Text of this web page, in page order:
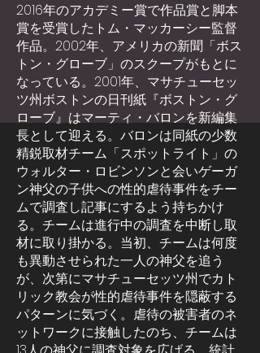
2016年のアカデミー賞で作品賞と脚本
賞を受賞したトム・マッカーシー監督
作品。2002年、アメリカの新聞「ボス
トン・グローブ」のスクープがもとに
なっている。2001年、マサチューセッ
ツ州ボストンの日刊紙『ボストン・グ
ローブ』はマーティ・バロンを新編集
長として迎える。バロンは同紙の少数
精鋭取材チーム「スポットライト」の
ウォルター・ロビンソンと会いゲーガ
ン神父の子供への性的虐待事件をチー
ムで調査し記事にするよう持ちかけ
る。チームは進行中の調査を中断し取
材に取り掛かる。当初、チームは何度
も異動させられた一人の神父を追う
が、次第にマサチューセッツ州でカト
リック教会が性的虐待事件を隠蔽する
パターンに気づく。虐待の被害者のネ
ットワークに接触したのち、チームは